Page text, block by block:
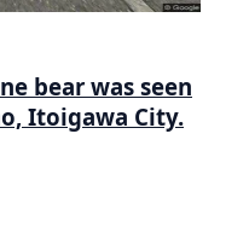
bear was seen
Itoigawa City.